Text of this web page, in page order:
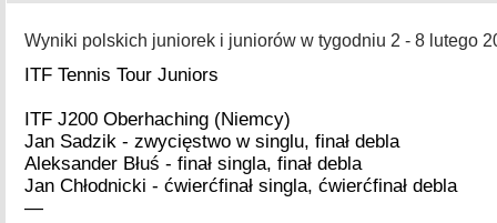
Wyniki polskich juniorek i juniorów w tygodniu 2 - 8 lutego
ITF Tennis Tour Juniors
ITF J200 Oberhaching (Niemcy)
Jan Sadzik - zwycięstwo w singlu, finał debla
Aleksander Błuś - finał singla, finał debla
Jan Chłodnicki - ćwierćfinał singla, ćwierćfinał debla
—